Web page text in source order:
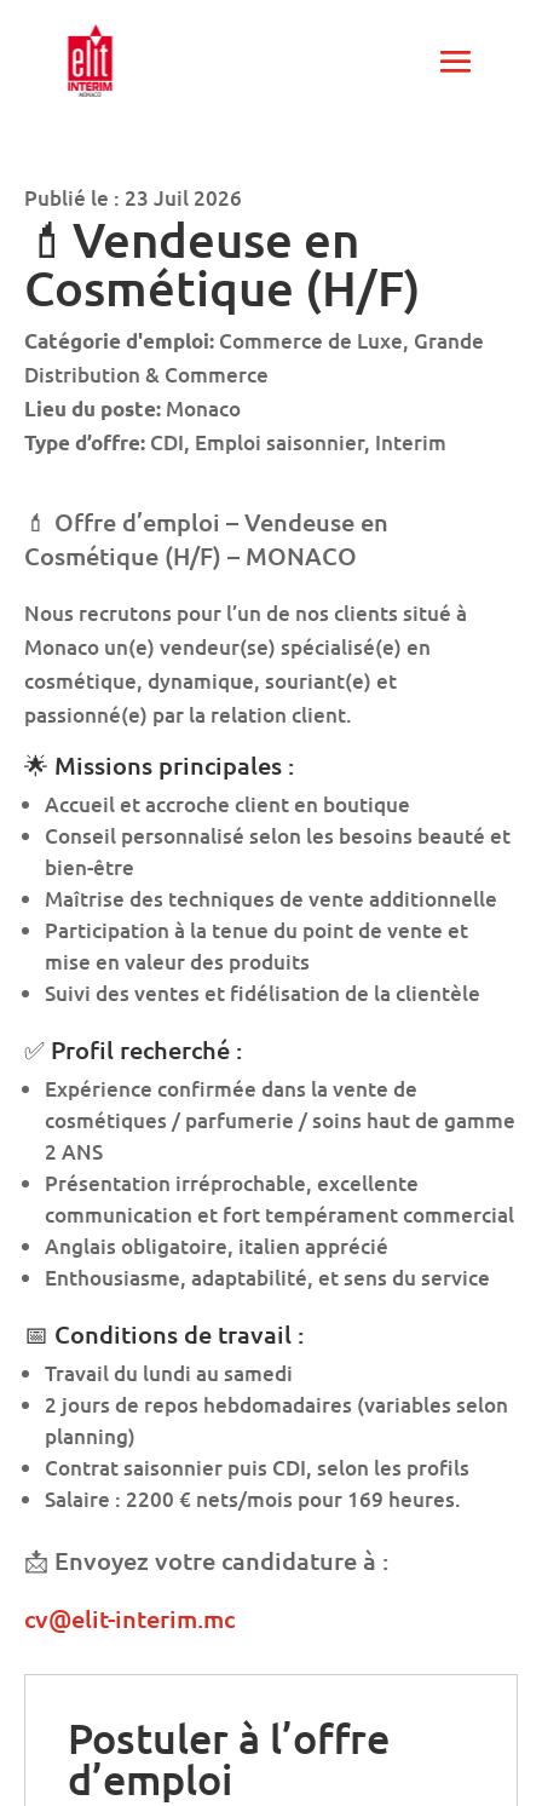
Publié le : 23 Juil 2026
💄Vendeuse en
Cosmétique (H/F)
Catégorie d'emploi: Commerce de Luxe Grande
Distribution & Commerce
Lieu du poste: Monaco
Type d’offre: CDI Emploi saisonnier Interim
💄 Offre d’emploi – Vendeuse en
Cosmétique (H/F) – MONACO
Nous recrutons pour l’un de nos clients situé à
Monaco un(e) vendeur(se) spécialisé(e) en
cosmétique, dynamique, souriant(e) et
passionné(e) par la relation client.
🌟 Missions principales :
Accueil et accroche client en boutique
Conseil personnalisé selon les besoins beauté et
bien-être
Maîtrise des techniques de vente additionnelle
Participation à la tenue du point de vente et
mise en valeur des produits
Suivi des ventes et fidélisation de la clientèle
✅ Profil recherché :
Expérience confirmée dans la vente de
cosmétiques / parfumerie / soins haut de gamme
2 ANS
Présentation irréprochable, excellente
communication et fort tempérament commercial
Anglais obligatoire, italien apprécié
Enthousiasme, adaptabilité, et sens du service
📅 Conditions de travail :
Travail du lundi au samedi
2 jours de repos hebdomadaires (variables selon
planning)
Contrat saisonnier puis CDI, selon les profils
Salaire : 2200 € nets/mois pour 169 heures.
📩 Envoyez votre candidature à :
cv@elit-interim.mc
Postuler à l’offre
d’emploi